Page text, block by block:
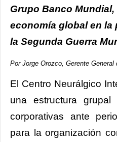
Grupo Banco
economía global en la
la Segunda Guerra
Por Jorge Orozco, Gerente General
El Centro Neurálgico
una estructura
corporativas ante
para la organización